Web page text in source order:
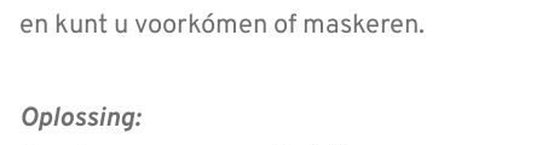
en kunt u voorkómen of maskeren.
Oplossing: